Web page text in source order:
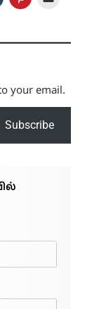
your email.
Subscribe